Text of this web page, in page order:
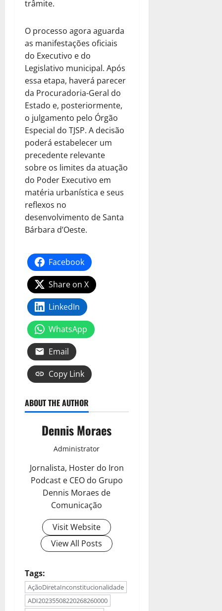
trâmite.
O processo agora aguarda
as manifestações oficiais
do Executivo e do
Legislativo municipal. Após
essa etapa, haverá parecer
da Procuradoria-Geral do
Estado e, posteriormente,
o julgamento pelo Órgão
Especial do TJSP. A decisão
poderá estabelecer um
precedente relevante
sobre os limites da atuação
do Poder Executivo em
matéria urbanística e seus
reflexos no
desenvolvimento de Santa
Bárbara d’Oeste.
Facebook
Share on X
LinkedIn
WhatsApp
Email
Copy Link
ABOUT THE AUTHOR
Dennis Moraes
Administrator
Jornalista, Hoster do Iron
Podcast e CEO do Grupo
Dennis Moraes de
Comunicação
Visit Website
View All Posts
Tags:
AçãoDiretaInconstitucionalidade
ADI20235508220268260000